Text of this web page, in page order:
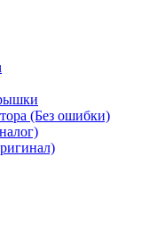
(Без ошибки)